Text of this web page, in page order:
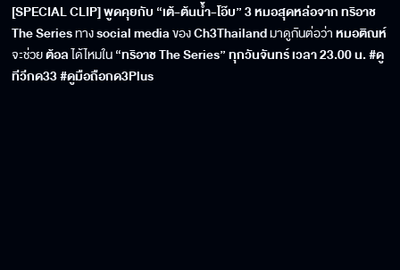
[SPECIAL CLIP] พูดคุยกับ “เต้-ต้นน้ำ-โอ๊บ” 3 หมอสุดหล่อจาก ทริอาช
The Seriesทางsocial mediaของCh3Thailandมาดูกันต่อว่าหมอติณห์
จะช่วยต้อลได้ไหมใน“ทริอาช The Series” ทุกวันจันทร์ เวลา 23.00 น. #ดู
ทีวีกด33 #ดูมือถือกด3Plus